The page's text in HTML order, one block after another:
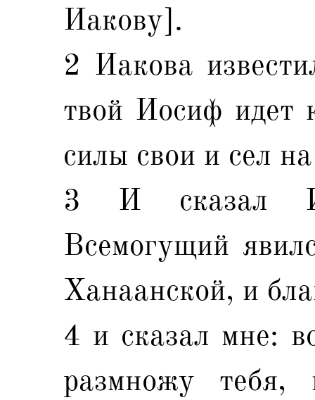
Иакову].
2 Иакова
твой Иосиф идет
силы свои и сел
3 И сказал
Всемогущий
Ханаанской, и
4 и сказал мне:
размножу тебя,